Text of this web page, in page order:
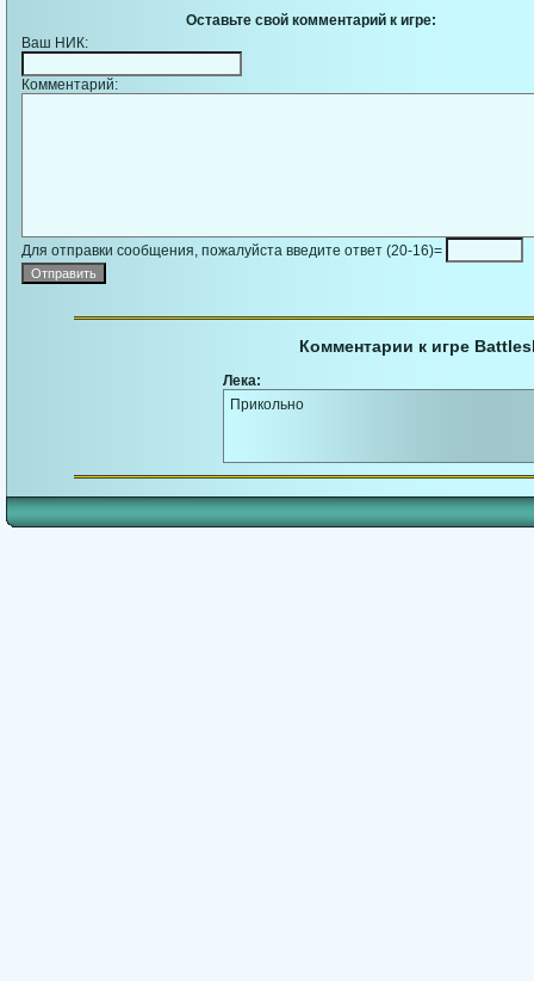
Оставьте свой комментарий к игре:
Ваш НИК:
Комментарий:
Для отправки сообщения, пожалуйста введите ответ (20-16)=
Комментарии к игре
Лека:
Прикольно